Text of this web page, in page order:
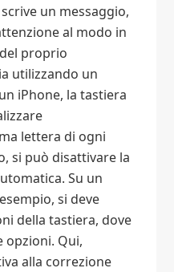
un messaggio,
al modo in
proprio
utilizzando un
iPhone, la tastiera
lettera di ogni
si può disattivare la
Su un
si deve
della tastiera, dove
opzioni. Qui,
alla correzione